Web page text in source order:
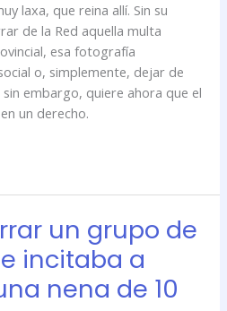
laxa, que reina allí. Sin su
de la Red aquella multa
esa fotografía
o, simplemente, dejar de
embargo, quiere ahora que el
un derecho.
un grupo de
incitaba a
nena de 10